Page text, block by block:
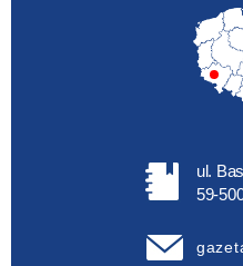
ul.
59-